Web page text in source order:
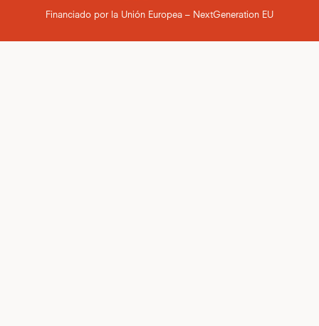
Financiado por la Unión Europea – NextGeneration EU